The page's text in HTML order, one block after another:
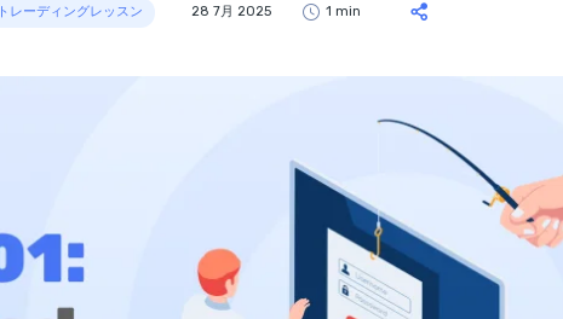
トレーディングレッスン 28 7月 2025 1 min